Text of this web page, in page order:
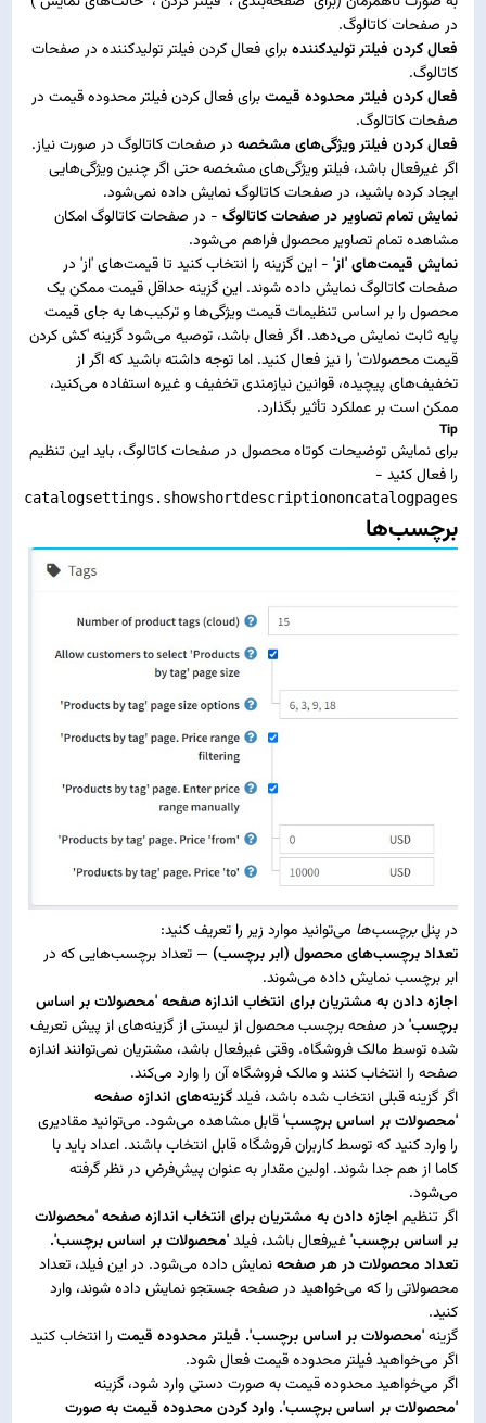
در صفحات کاتالوگ.
فعال کردن فیلتر تولیدکنندهبرای فعال کردن فیلتر تولیدکننده در صفحات
کاتالوگ.
فعال کردن فیلتر محدوده قیمتبرای فعال کردن فیلتر محدوده قیمت در
صفحات کاتالوگ.
فعال کردن فیلتر ویژگی‌های مشخصه در صفحات کاتالوگ در صورت نیاز.
اگر غیرفعال باشد، فیلتر ویژگی‌های مشخصه حتی اگر چنین ویژگی‌هایی
ایجاد کرده باشید، در صفحات کاتالوگ نمایش داده نمی‌شود.
نمایش تمام تصاویر در صفحات کاتالوگ - در صفحات کاتالوگ امکان
مشاهده تمام تصاویر محصول فراهم می‌شود.
نمایش قیمت‌های 'از' - این گزینه را انتخاب کنید تا قیمت‌های 'از' در
صفحات کاتالوگ نمایش داده شوند. این گزینه حداقل قیمت ممکن یک
محصول را بر اساس تنظیمات قیمت ویژگی‌ها و ترکیب‌ها به جای قیمت
پایه ثابت نمایش می‌دهد. اگر فعال باشد، توصیه می‌شود گزینه 'کش کردن
قیمت محصولات' را نیز فعال کنید. اما توجه داشته باشید که اگر از
تخفیف‌های پیچیده، قوانین نیازمندی تخفیف و غیره استفاده می‌کنید،
ممکن است بر عملکرد تأثیر بگذارد.
Tip
برای نمایش توضیحات کوتاه محصول در صفحات کاتالوگ، باید این تنظیم
را فعال کنید -
catalogsettings.showshortdescriptiononcatalogpages
برچسب‌ها
در پنلبرچسب‌ها می‌توانید موارد زیر را تعریف کنید:
تعداد برچسب‌های محصول (ابر برچسب) — تعداد برچسب‌هایی که در
ابر برچسب نمایش داده می‌شوند.
اجازه دادن به مشتریان برای انتخاب اندازه صفحه 'محصولات بر اساس
برچسب' در صفحه برچسب محصول از لیستی از گزینه‌های از پیش تعریف
شده توسط مالک فروشگاه. وقتی غیرفعال باشد، مشتریان نمی‌توانند اندازه
صفحه را انتخاب کنند و مالک فروشگاه آن را وارد می‌کند.
اگر گزینه قبلی انتخاب شده باشد، فیلدگزینه‌های اندازه صفحه
'محصولات بر اساس برچسب'قابل مشاهده می‌شود. می‌توانید مقادیری
را وارد کنید که توسط کاربران فروشگاه قابل انتخاب باشند. اعداد باید با
کاما از هم جدا شوند. اولین مقدار به عنوان پیش‌فرض در نظر گرفته
می‌شود.
اگر تنظیم اجازه دادن به مشتریان برای انتخاب اندازه صفحه 'محصولات
بر اساس برچسب'غیرفعال باشد، فیلد'محصولات بر اساس برچسب'.
تعداد محصولات در هر صفحهنمایش داده می‌شود. در این فیلد، تعداد
محصولاتی را که می‌خواهید در صفحه جستجو نمایش داده شوند، وارد
کنید.
گزینه'محصولات بر اساس برچسب'. فیلتر محدوده قیمت را انتخاب کنید
اگر می‌خواهید فیلتر محدوده قیمت فعال شود.
اگر می‌خواهید محدوده قیمت به صورت دستی وارد شود، گزینه
'محصولات بر اساس برچسب'. وارد کردن محدوده قیمت به صورت